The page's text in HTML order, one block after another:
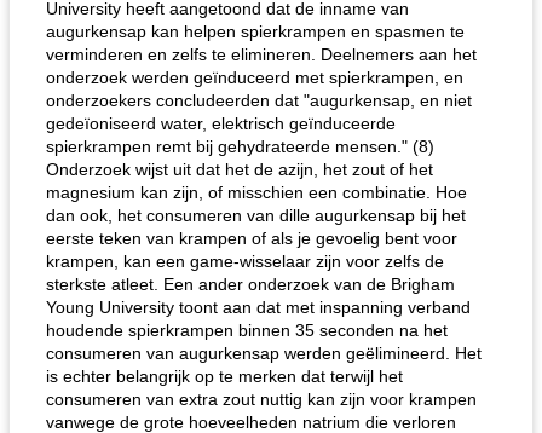
University heeft aangetoond dat de inname van
augurkensap kan helpen spierkrampen en spasmen te
verminderen en zelfs te elimineren. Deelnemers aan het
onderzoek werden geïnduceerd met spierkrampen, en
onderzoekers concludeerden dat "augurkensap, en niet
gedeïoniseerd water, elektrisch geïnduceerde
spierkrampen remt bij gehydrateerde mensen." (8)
Onderzoek wijst uit dat het de azijn, het zout of het
magnesium kan zijn, of misschien een combinatie. Hoe
dan ook, het consumeren van dille augurkensap bij het
eerste teken van krampen of als je gevoelig bent voor
krampen, kan een game-wisselaar zijn voor zelfs de
sterkste atleet. Een ander onderzoek van de Brigham
Young University toont aan dat met inspanning verband
houdende spierkrampen binnen 35 seconden na het
consumeren van augurkensap werden geëlimineerd. Het
is echter belangrijk op te merken dat terwijl het
consumeren van extra zout nuttig kan zijn voor krampen
vanwege de grote hoeveelheden natrium die verloren